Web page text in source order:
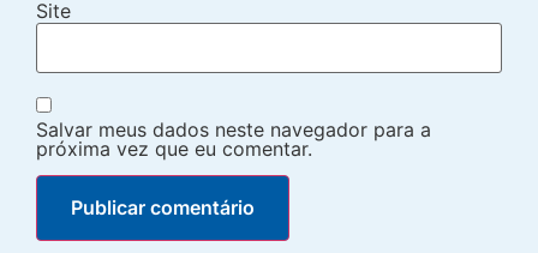
Site
Salvar meus dados neste navegador para a
próxima vez que eu comentar.